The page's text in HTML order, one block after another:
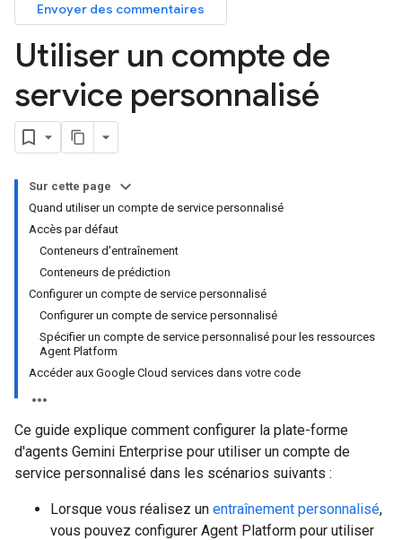
Envoyer des commentaires
Utiliser un compte de
service personnalisé
Sur cette page
Quand utiliser un compte de service personnalisé
Accès par défaut
Conteneurs d'entraînement
Conteneurs de prédiction
Configurer un compte de service personnalisé
Configurer un compte de service personnalisé
Spécifier un compte de service personnalisé pour les ressources
Agent Platform
Accéder aux Google Cloud services dans votre code
Ce guide explique comment configurer la plate-forme
d'agents Gemini Enterprise pour utiliser un compte de
service personnalisé dans les scénarios suivants :
Lorsque vous réalisez un entraînement personnalisé,
vous pouvez configurer Agent Platform pour utiliser